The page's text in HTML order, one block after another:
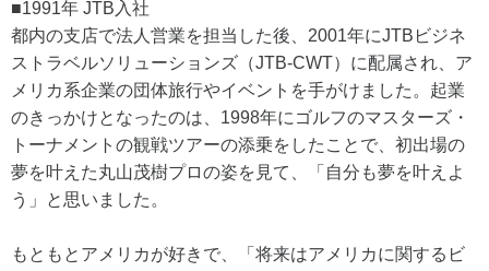
■1991年 JTB入社
都内の支店で法人営業を担当した後、2001年にJTBビジネ
ストラベルソリューションズ（JTB-CWT）に配属され、ア
メリカ系企業の団体旅行やイベントを手がけました。起業
のきっかけとなったのは、1998年にゴルフのマスターズ・
トーナメントの観戦ツアーの添乗をしたことで、初出場の
夢を叶えた丸山茂樹プロの姿を見て、「自分も夢を叶えよ
う」と思いました。
もともとアメリカが好きで、「将来はアメリカに関するビ